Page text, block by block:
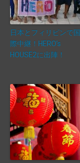
日本とフィリピンで国
際中継！HERO’s
HOUSE2に出陣！